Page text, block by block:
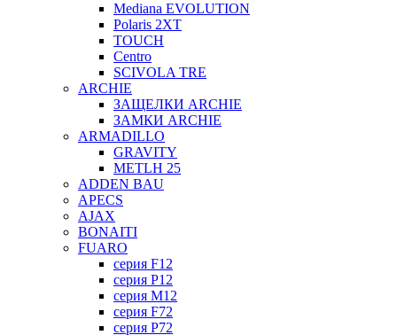
Mediana EVOLUTION
Polaris 2XT
TOUCH
Centro
SCIVOLA TRE
ARCHIE
ЗАЩЕЛКИ ARCHIE
ЗАМКИ ARCHIE
ARMADILLO
GRAVITY
METLH 25
ADDEN BAU
APECS
AJAX
BONAITI
FUARO
серия F12
серия P12
серия M12
серия F72
серия P72